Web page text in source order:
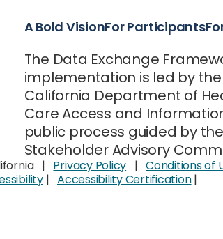
A Bold VisionFor Participants
The Data Exchange
implementation is led by the
California Department of
Care Access and
public process guided by the
Stakeholder Advisory
| Privacy Policy |Conditions of
|Accessibility Certification|